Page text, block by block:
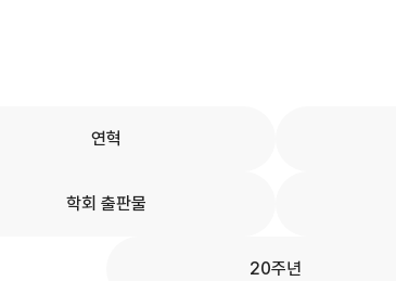
연혁
학회 출판물
20주년